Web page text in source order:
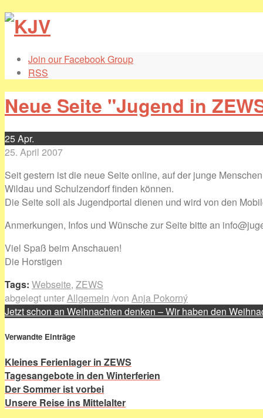
Join our Facebook Group
RSS
Neue Seite "Jugend in
25Apr.
25. April 2007
Seit gestern ist die neue Seite online, auf der junge
Wildau und Schulzendorf finden können.
Die Seite soll als Jugendportal dienen und wird von den
Anmerkungen, Infos und Wünsche zur Seite bitte an
Viel Spaß beim Anschauen!
Die Horstigen
Tags: Webseite, ZEWS
abgelegt unterAllgemein /von Anja Pokorný
Jetzt schon an Weihnachten denken – Wir haben den
Verwandte Einträge
Kleines Ferienlager in ZEWS
Tagesangebote in den Winterferien
Der Sommer ist vorbei
Unsere Reise ins Mittelalter